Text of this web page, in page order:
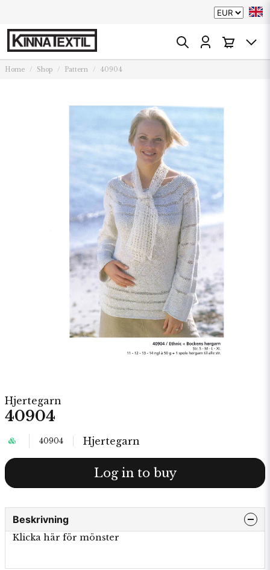
Home Shop Pattern 40904
Hjertegarn
40904
40904 Hjertegarn
Log in to buy
Beskrivning
Klicka här för mönster